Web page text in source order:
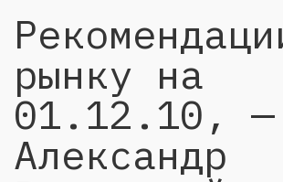
рынку на
01.12.10, —
Александр